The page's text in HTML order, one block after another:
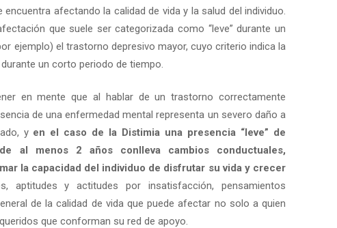
encuentra afectando la calidad de vida y la salud del individuo.
que suele ser categorizada como “leve” durante un
ejemplo) el trastorno depresivo mayor, cuyo criterio indica la
un corto periodo de tiempo.
en mente que al hablar de un trastorno correctamente
de una enfermedad mental representa un severo daño a
y en el caso de la Distimia una presencia “leve” de
al menos 2 años conlleva cambios conductuales,
la capacidad del individuo de disfrutar su vida y crecer
aptitudes y actitudes por insatisfacción, pensamientos
de la calidad de vida que puede afectar no solo a quien
que conforman su red de apoyo.